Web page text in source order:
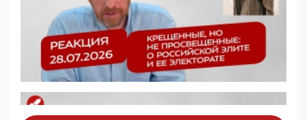
отобрать у регионов и муниципалитетов право
защищать жилые дома и социальные объекты от
05:58, 26 Мая 2026
Роскомнадзор освободили от борца с
деструктивным и опасным контентом
07:39, 25 Мая 2026